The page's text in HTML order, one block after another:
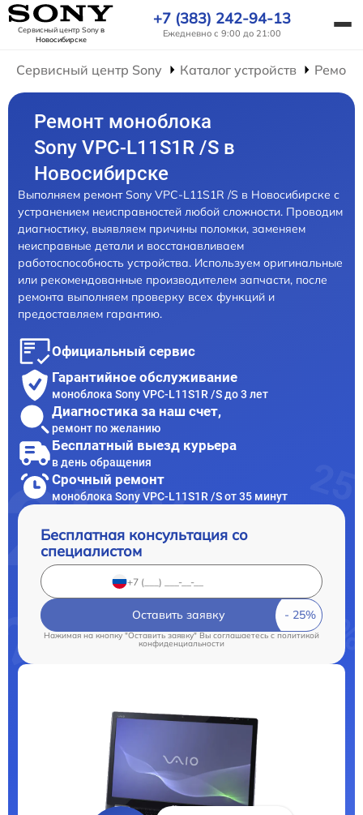
Сервисный центр Sonyв
Новосибирске
+7 (383) 242-94-13
Ежедневно с 9:00 до 21:00
Сервисный центр Sony Каталог устройств
Ремонт моноблока
Sony VPC-L11S1R /S в
Новосибирске
Выполняем ремонт Sony VPC-L11S1R /S в Новосибирске с
устранением неисправностей любой сложности. Проводим
диагностику, выявляем причины поломки, заменяем
неисправные детали и восстанавливаем
работоспособность устройства. Используем оригинальные
или рекомендованные производителем запчасти, после
ремонта выполняем проверку всех функций и
предоставляем гарантию.
Официальный сервис
Гарантийное обслуживание
моноблока Sony VPC-L11S1R /S до 3 лет
Диагностика за наш счет,
ремонт по желанию
Бесплатный выезд курьера
в день обращения
Срочный ремонт
моноблока Sony VPC-L11S1R /S от 35 минут
Бесплатная консультация со
специалистом
Оставить заявку
Нажимая на кнопку "Оставить заявку" Вы соглашаетесь c политикой
конфиденциальности